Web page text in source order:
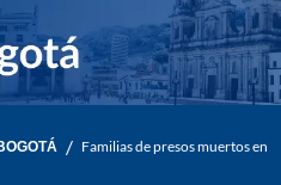
/ Familias de presos muertos en